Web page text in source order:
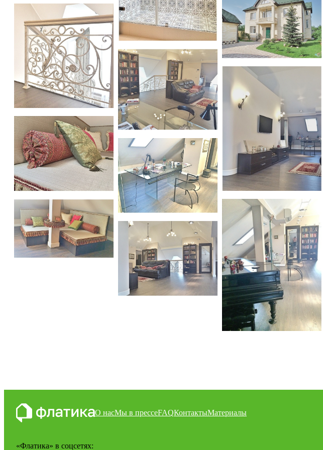
Дом
Дом
Дом
Дом
О насМы в прессеFAQКонтактыМатериалы
«Флатика» в соцсетях: